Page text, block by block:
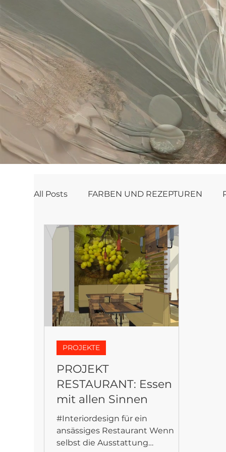
All Posts FARBEN UND REZEPTUREN
FANTASYFLOOR
PROJEKT
RESTAURANT: Essen
mit allen Sinnen
#Interiordesign für ein
ansässiges Restaurant Wenn
selbst die Ausstattung
PROJEKTE